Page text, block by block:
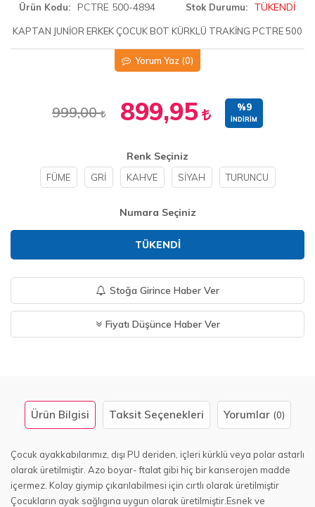
Ürün Kodu PCTRE 500-4894 Stok Durumu TÜKENDİ
KAPTAN JUNİOR ERKEK ÇOCUK BOT KÜRKLÜ TRAKİNG PCTRE 500
Yorum Yaz (0)
999,00 899,95 %9
İNDIRIM
Renk Seçiniz
FÜME GRİ KAHVE SİYAH TURUNCU
Numara Seçiniz
TÜKENDI
Stoğa Girince Haber Ver
Fiyatı Düşünce Haber Ver
Ürün Bilgisi Taksit Seçenekleri Yorumlar (0)
Çocuk ayakkabılarımız, dışı PU deriden, içleri kürklü veya polar astarlı
olarak üretilmiştir. Azo boyar- ftalat gibi hiç bir kanserojen madde
içermez. Kolay giymip çıkarılabilmesi için cırtlı olarak üretilmiştir
Çocukların ayak sağlıgına uygun olarak üretilmiştir.Esnek ve